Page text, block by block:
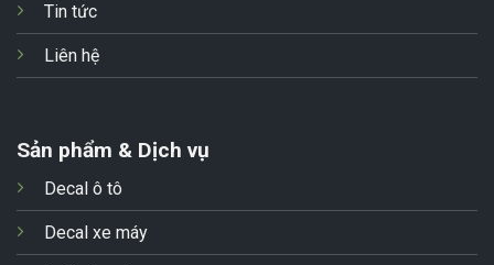
Tin tức
Liên hệ
Sản phẩm & Dịch vụ
Decal ô tô
Decal xe máy